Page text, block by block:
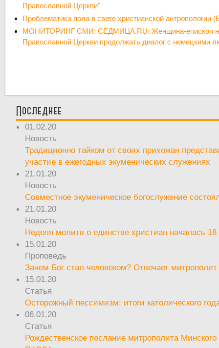
Православной Церкви"
Проблематика пола в свете христианской антропологии
МОНИТОРИНГ СМИ: СЕДМИЦА.RU: Женщина-епископ не
Православной Церкви продолжать диалог с немецкими
Последнее
01.02.20
Новость
Традиционно тайком от своих прихожан
участие в ежегодных экуменических служениях
21.01.20
Новость
Совместное экуменическое богослужение
21.01.20
Новость
Неделя молитв о единстве христиан началась 18
15.01.20
Проповедь
Зачем Бог стал человеком? Отвечает
15.01.20
Статья
Осторожный пессимизм: итоги католического
06.01.20
Статья
Рождественское послание митрополита Минского